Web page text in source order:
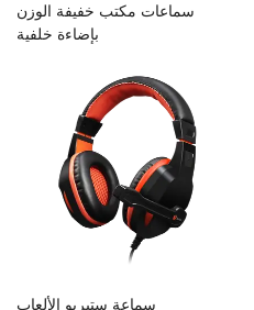
سماعات مكتب خفيفة الوزن
بإضاءة خلفية
سماعة ستيريو الألعاب